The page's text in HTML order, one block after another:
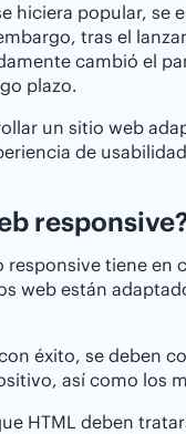
hiciera popular,
tras el
cambió el
plazo.
un sitio web
de
tiene
web están
éxito, se deben
así como los
HTML deben